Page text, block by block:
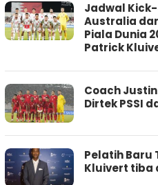
Jadwal
Australia
Piala Dunia
Patrick
Coach
Dirtek PSSI
Pelatih Baru
Kluivert tiba